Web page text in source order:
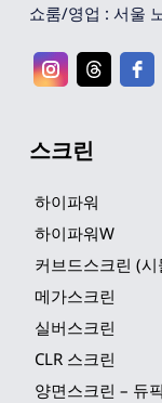
쇼룸/영업 : 서울
스크린
하이파워
하이파워W
커브드스크린 (
메가스크린
실버스크린
CLR 스크린
양면스크린 – 듀픽